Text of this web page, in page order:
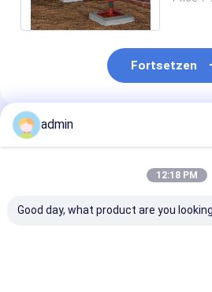
Fortsetzen
Empfohlene Produkte
admin
12:18 PM
Good day, what product are you